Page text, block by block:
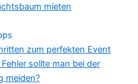
mieten
zum perfekten Event
sollte man bei der
meiden?